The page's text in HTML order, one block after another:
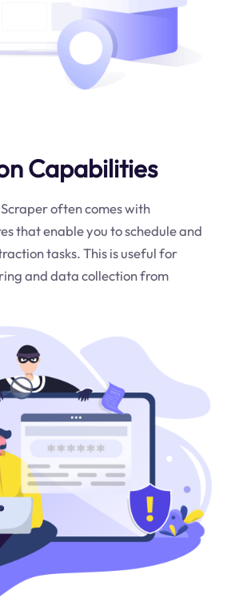
Capabilities
often comes with
that enable you to schedule and
tasks. This is useful for
and data collection from